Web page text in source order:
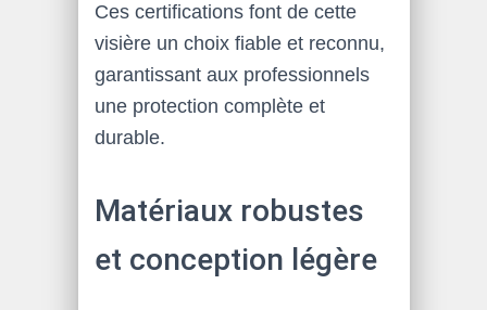
Ces certifications font de cette
visière un choix fiable et reconnu,
garantissant aux professionnels
une protection complète et
durable.
Matériaux robustes
et conception légère